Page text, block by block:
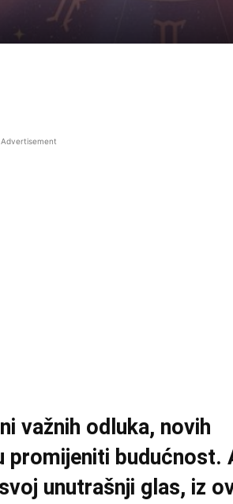
važnih odluka, novih
promijeniti budućnost.
unutrašnji glas, iz